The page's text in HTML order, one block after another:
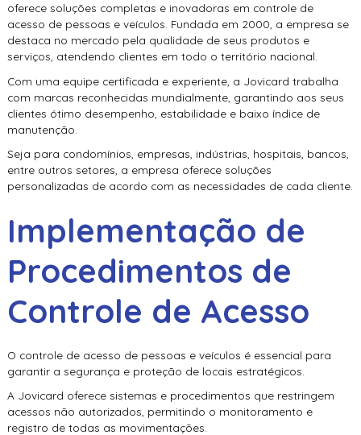
oferece soluções completas e inovadoras em controle de
acesso de pessoas e veículos. Fundada em 2000, a empresa se
destaca no mercado pela qualidade de seus produtos e
serviços, atendendo clientes em todo o território nacional.
Com uma equipe certificada e experiente, a Jovicard trabalha
com marcas reconhecidas mundialmente, garantindo aos seus
clientes ótimo desempenho, estabilidade e baixo índice de
manutenção.
Seja para condomínios, empresas, indústrias, hospitais, bancos,
entre outros setores, a empresa oferece soluções
personalizadas de acordo com as necessidades de cada cliente.
Implementação de
Procedimentos de
Controle de Acesso
O controle de acesso de pessoas e veículos é essencial para
garantir a segurança e proteção de locais estratégicos.
A Jovicard oferece sistemas e procedimentos que restringem
acessos não autorizados, permitindo o monitoramento e
registro de todas as movimentações.